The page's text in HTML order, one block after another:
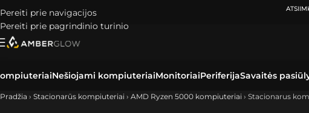
Pereiti prie navigacijos
Pereiti prie pagrindinio turinio
Nešiojami kompiuteriaiMonitoriaiPeriferijaSavaitės
Pradžia › Stacionarūs kompiuteriai › AMD Ryzen 5000 kompiuteriai › Stacionarus